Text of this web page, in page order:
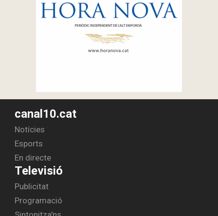
canal10.cat
Notícies
Esports
En directe
Televisió
Publicitat
Programació